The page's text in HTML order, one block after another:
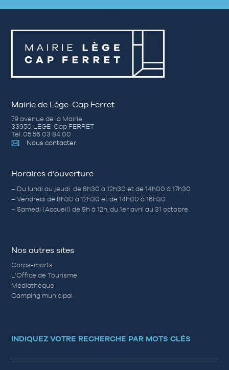
Mairie de Lège-Cap Ferret
79 avenue de la Mairie
33950 LÈGE-Cap FERRET
Tél. 05 56 03 84 00
Nous contacter
Horaires d’ouverture
– Du lundi au jeudi de 8h30 à 12h30 et de 14h00 à 17h30
– Vendredi de 8h30 à 12h30 et de 14h00 à 16h30
– Samedi (Accueil) de 9h à 12h, du 1er avril au 31 octobre.
Nos autres sites
Corps-morts
L’Office de Tourisme
Médiathèque
Camping municipal
INDIQUEZ VOTRE RECHERCHE PAR MOTS CLÉS